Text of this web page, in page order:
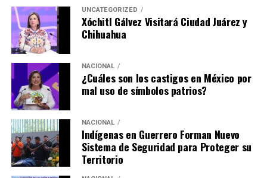
UNCATEGORIZED
Xóchitl Gálvez Visitará Ciudad Juárez y
Chihuahua
NACIONAL
¿Cuáles son los castigos en México por
mal uso de símbolos patrios?
NACIONAL
Indígenas en Guerrero Forman Nuevo
Sistema de Seguridad para Proteger su
Territorio